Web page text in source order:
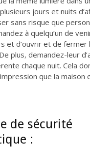
jours et nuits
sans risque que
à quelqu’un de
et d’ouvrir et de fermer
plus, demandez-leur
chaque nuit. Cela
que la maison
de sécurité
: